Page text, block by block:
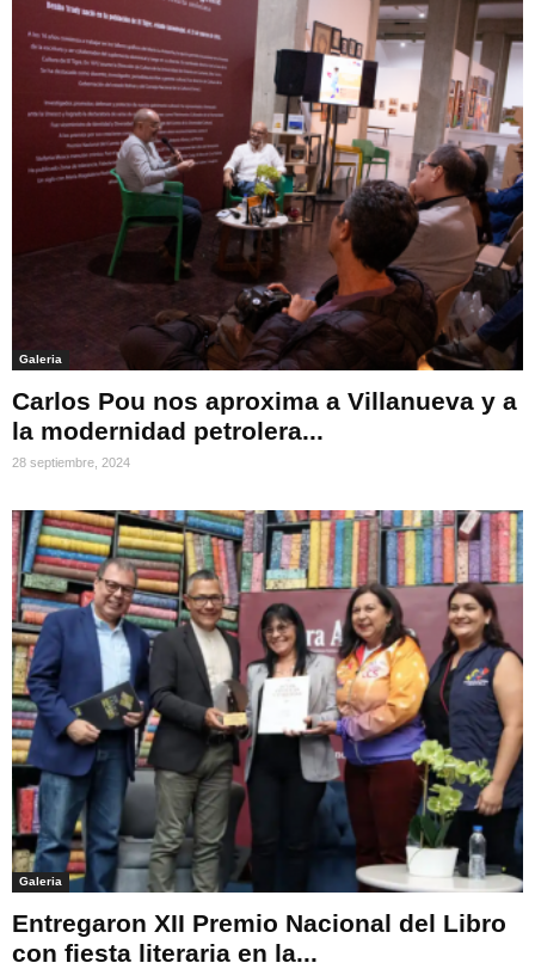
Galeria
Carlos Pou nos aproxima a Villanueva y a
la modernidad petrolera...
28 septiembre, 2024
Galeria
Entregaron XII Premio Nacional del Libro
con fiesta literaria en la...